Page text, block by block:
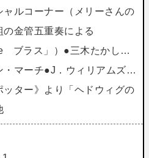
ャルコーナー（メリーさんの
の金管五重奏による
ブラス」）●三木たかし…
・マーチ●J．ウィリアムズ…
ッター》より「ヘドウィグの